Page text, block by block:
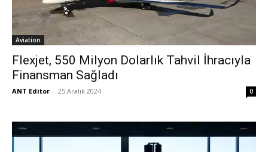
Aviation
Flexjet, 550 Milyon Dolarlık Tahvil İhracıyla
Finansman Sağladı
ANT Editor - 25 Aralık 2024 0